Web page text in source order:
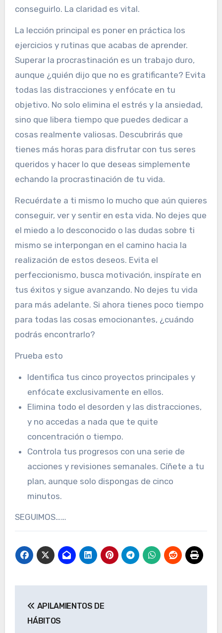
conseguirlo. La claridad es vital.
La lección principal es poner en práctica los
ejercicios y rutinas que acabas de aprender.
Superar la procrastinación es un trabajo duro,
aunque ¿quién dijo que no es gratificante? Evita
todas las distracciones y enfócate en tu
objetivo. No solo elimina el estrés y la ansiedad,
sino que libera tiempo que puedes dedicar a
cosas realmente valiosas. Descubrirás que
tienes más horas para disfrutar con tus seres
queridos y hacer lo que deseas simplemente
echando la procrastinación de tu vida.
Recuérdate a ti mismo lo mucho que aún quieres
conseguir, ver y sentir en esta vida. No dejes que
el miedo a lo desconocido o las dudas sobre ti
mismo se interpongan en el camino hacia la
realización de estos deseos. Evita el
perfeccionismo, busca motivación, inspírate en
tus éxitos y sigue avanzando. No dejes tu vida
para más adelante. Si ahora tienes poco tiempo
para todas las cosas emocionantes, ¿cuándo
podrás encontrarlo?
Prueba esto
Identifica tus cinco proyectos principales y
enfócate exclusivamente en ellos.
Elimina todo el desorden y las distracciones,
y no accedas a nada que te quite
concentración o tiempo.
Controla tus progresos con una serie de
acciones y revisiones semanales. Cíñete a tu
plan, aunque solo dispongas de cinco
minutos.
SEGUIMOS……
de
APILAMIENTOS DE
HÁBITOS